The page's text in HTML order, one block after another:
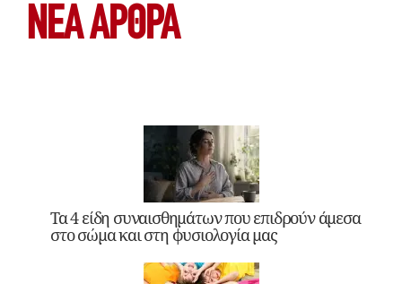
ΝΕΑ ΆΡΘΡΑ
Τα 4 είδη συναισθημάτων που επιδρούν άμεσα
στο σώμα και στη φυσιολογία μας